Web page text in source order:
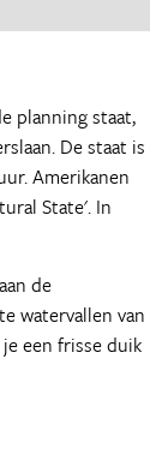
planning staat,
De staat is
Amerikanen
State'. In
de
watervallen van
een frisse duik